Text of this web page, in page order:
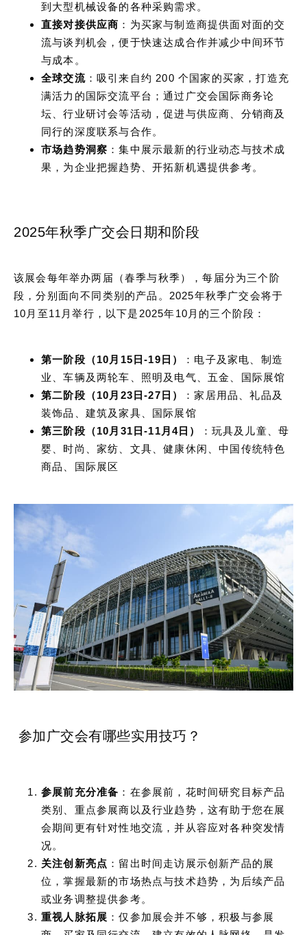
到大型机械设备的各种采购需求。
直接对接供应商 ：为买家与制造商提供面对面的交
流与谈判机会，便于快速达成合作并减少中间环节
与成本。
全球交流：吸引来自约 200 个国家的买家，打造充
满活力的国际交流平台；通过广交会国际商务论
坛、行业研讨会等活动，促进与供应商、分销商及
同行的深度联系与合作。
市场趋势洞察 ：集中展示最新的行业动态与技术成
果，为企业把握趋势、开拓新机遇提供参考。
2025年秋季广交会日期和阶段
该展会每年举办两届（春季与秋季），每届分为三个阶
段，分别面向不同类别的产品。2025年秋季广交会将于
10月至11月举行，以下是2025年10月的三个阶段：
第一阶段（10月15日-19日）
：电子及家电、制造
业、车辆及两轮车、照明及电气、五金、国际展馆
第二阶段（10月23日-27日）
：家居用品、礼品及
装饰品、建筑及家具、国际展馆
第三阶段（10月31日-11月4日）
：玩具及儿童、母
婴、时尚、家纺、文具、健康休闲、中国传统特色
商品、国际展区
参加广交会有哪些实用技巧？
参展前充分准备 ：在参展前，花时间研究目标产品
类别、重点参展商以及行业趋势，这有助于您在展
会期间更有针对性地交流，并从容应对各种突发情
况。
关注创新亮点 ：留出时间走访展示创新产品的展
位，掌握最新的市场热点与技术趋势，为后续产品
或业务调整提供参考。
重视人脉拓展 ：仅参加展会并不够，积极与参展